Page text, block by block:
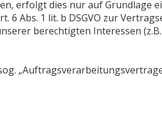
erfolgt dies nur auf Grundlage
Abs. 1 lit. b DSGVO zur
berechtigten Interessen